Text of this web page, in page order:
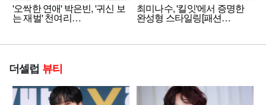
'오싹한 연애' 박은빈, '귀신 보
는 재벌' 천여리…
최미나수, '킬잇'에서 증명한
완성형 스타일링[패션…
더셀럽 뷰티